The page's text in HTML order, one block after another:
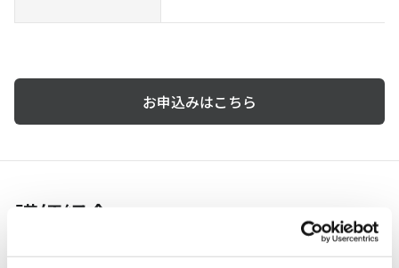
お申込みはこちら
講師紹介